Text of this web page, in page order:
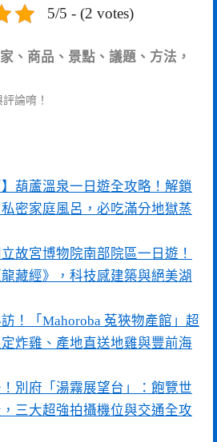
5/5 - (2 votes)
、商品、景點、議題、方法，
論唷！
】葫蘆溫泉一日遊全攻略！解鎖
密家庭風呂，必吃滿分地獄蒸
立故宮博物院南部院區一日遊！
藏經》，科技感建築與絕美湖
！「Mahoroba 菟狹物產館」超
炸雞、產地直送地雞與豐前海
別府「湯霧展望台」：飽覽世
三大超強拍攝機位與交通全攻